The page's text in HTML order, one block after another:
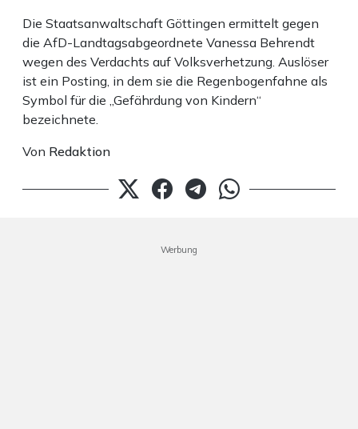
Die Staatsanwaltschaft Göttingen ermittelt gegen
die AfD-Landtagsabgeordnete Vanessa Behrendt
wegen des Verdachts auf Volksverhetzung. Auslöser
ist ein Posting, in dem sie die Regenbogenfahne als
Symbol für die „Gefährdung von Kindern“
bezeichnete.
Von Redaktion
Werbung